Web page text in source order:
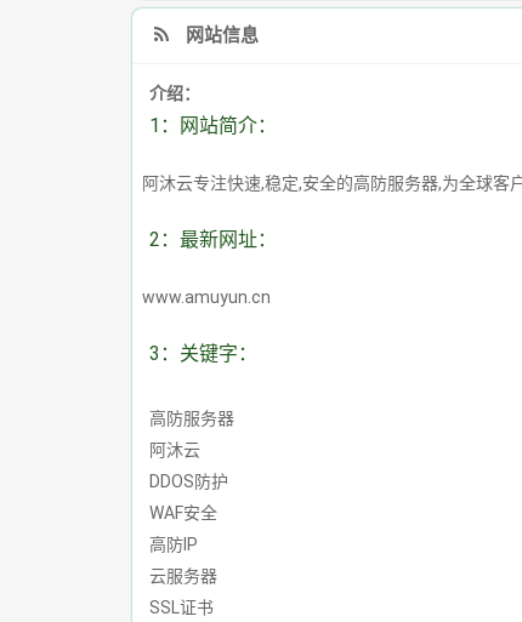
网站信息
介绍：
1：网站简介：
阿沐云专注快速,稳定,安全的高防服务器,为全球客
2：最新网址：
www.amuyun.cn
3：关键字：
高防服务器
阿沐云
DDOS防护
WAF安全
高防IP
云服务器
SSL证书